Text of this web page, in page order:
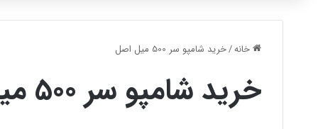
خانه/خرید شامپو سر 500 میل اصل
خرید شامپو سر 500 میل اصل